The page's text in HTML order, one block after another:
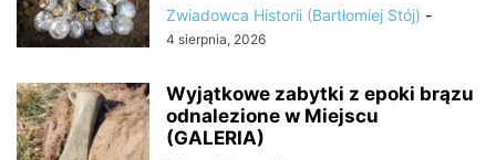
Zwiadowca Historii (Bartłomiej Stój) -
4 sierpnia, 2026
Wyjątkowe zabytki z epoki brązu
odnalezione w Miejscu
(GALERIA)